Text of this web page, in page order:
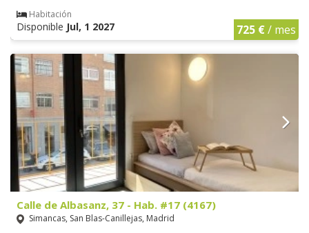
Habitación
Disponible Jul, 1 2027 725 €/ mes
Calle de Albasanz, 37 - Hab. #17 (4167)
Simancas, San Blas-Canillejas, Madrid